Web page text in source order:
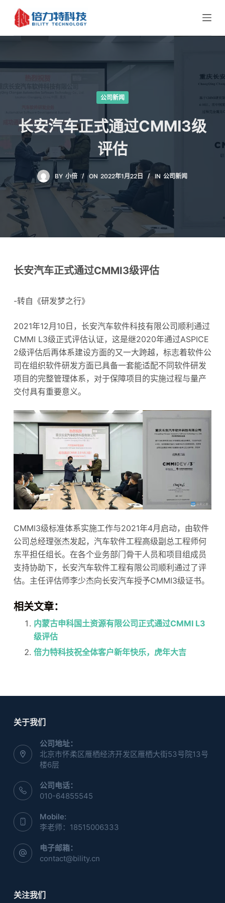
跳
过
内
公司新闻
长安汽车正式通过CMMI3级
评估
BY 小倍 ON 2022年1月22日 IN 公司新闻
长安汽车正式通过CMMI3级评估
-转自《研发梦之行》
2021年12月10日，长安汽车软件科技有限公司顺利通过
CMMI L3级正式评估认证，这是继2020年通过ASPICE
2级评估后再体系建设方面的又一大跨越，标志着软件公
司在组织软件研发方面已具备一套能适配不同软件研发
项目的完整管理体系，对于保障项目的实施过程与量产
交付具有重要意义。
CMMI3级标准体系实施工作与2021年4月启动，由软件
公司总经理张杰发起，汽车软件工程高级副总工程师何
东平担任组长。在各个业务部门骨干人员和项目组成员
支持协助下，长安汽车软件工程有限公司顺利通过了评
估。主任评估师李少杰向长安汽车授予CMMI3级证书。
相关文章：
内蒙古申科国土资源有限公司正式通过CMMI L3
级评估
倍力特科技祝全体客户新年快乐，虎年大吉
关于我们
公司地址：
北京市怀柔区雁栖经济开发区雁栖大街53号院13号
楼6层
公司电话：
010-64855545
Mobile:
李老师：18515006333
电子邮箱：
contact@bility.cn
关注我们